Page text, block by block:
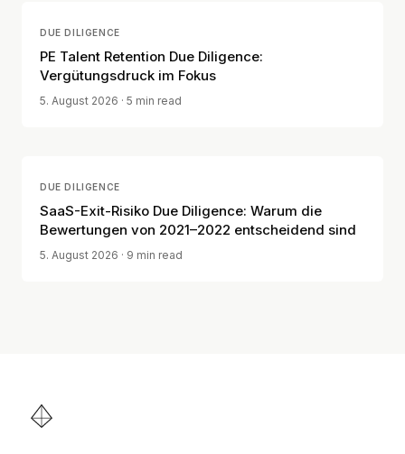
DUE DILIGENCE
PE Talent Retention Due Diligence:
Vergütungsdruck im Fokus
5. August 2026 · 5 min read
DUE DILIGENCE
SaaS-Exit-Risiko Due Diligence: Warum die
Bewertungen von 2021–2022 entscheidend sind
5. August 2026 · 9 min read